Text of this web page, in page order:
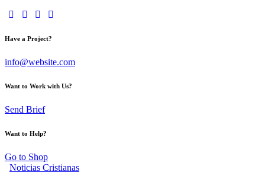
Have a Project?
info@website.com
Want to Work with Us?
Send Brief
Want to Help?
Go to Shop
Noticias Cristianas